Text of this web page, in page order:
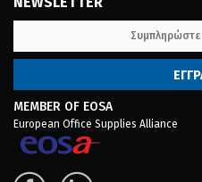
MEMBER OF EOSA
European Office Supplies Alliance